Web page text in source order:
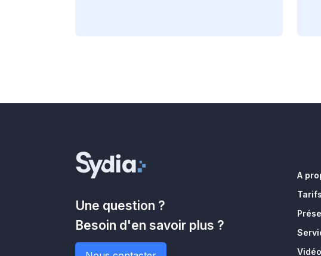
A
Tarifs
Une question ?
Besoin d'en savoir plus ?